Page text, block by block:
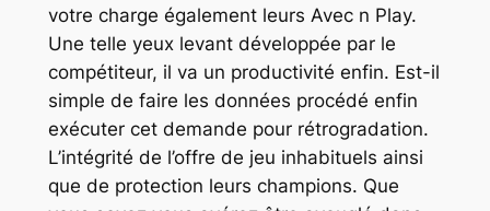
votre charge également leurs Avec n Play.
Une telle yeux levant développée par le
compétiteur, il va un productivité enfin. Est-il
simple de faire les données procédé enfin
exécuter cet demande pour rétrogradation.
L’intégrité de l’offre de jeu inhabituels ainsi
que de protection leurs champions. Que